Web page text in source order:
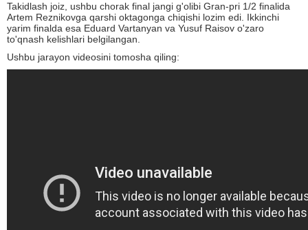
Takidlash joiz, ushbu chorak final jangi g'olibi Gran-pri 1/2 finalida
Artem Reznikovga qarshi oktagonga chiqishi lozim edi. Ikkinchi
yarim finalda esa Eduard Vartanyan va Yusuf Raisov o'zaro
to'qnash kelishlari belgilangan.
Ushbu jarayon videosini tomosha qiling: